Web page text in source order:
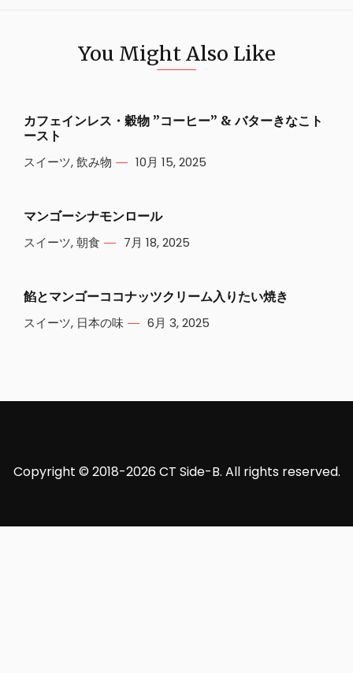
You Might Also Like
カフェインレス・穀物 ”コーヒー” & バターきなこト
ースト
スイーツ,飲み物 10月 15, 2025
マンゴーシナモンロール
スイーツ,朝食 7月 18, 2025
餡とマンゴーココナッツクリーム入りたい焼き
スイーツ, 日本の味 6月 3, 2025
Copyright © 2018-2026 CT Side-B. All rights reserved.